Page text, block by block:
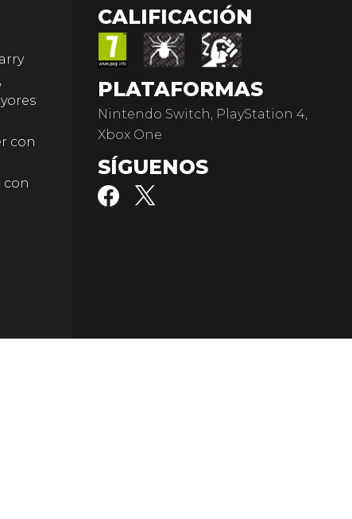
con
con
CALIFICACIÓN
PLATAFORMAS
Nintendo Switch, PlayStation 4,
Xbox One
SÍGUENOS